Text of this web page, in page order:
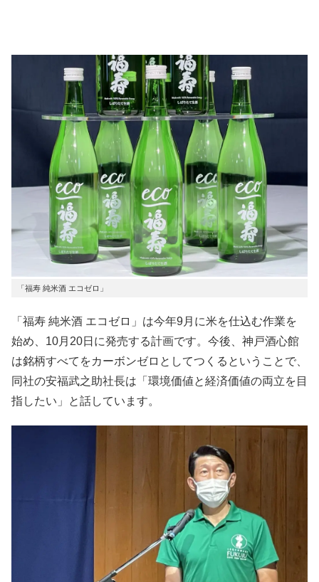
「福寿 純米酒 エコゼロ」
「福寿 純米酒 エコゼロ」は今年9月に米を仕込む作業を
始め、10月20日に発売する計画です。今後、神戸酒心館
は銘柄すべてをカーボンゼロとしてつくるということで、
同社の安福武之助社長は「環境価値と経済価値の両立を目
指したい」と話しています。